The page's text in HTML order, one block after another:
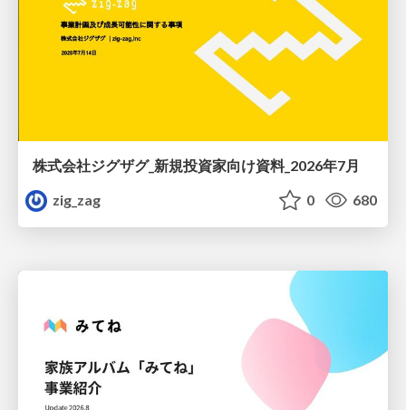
株式会社ジグザグ_新規投資家向け資料_2026年7月
zig_zag
0 680